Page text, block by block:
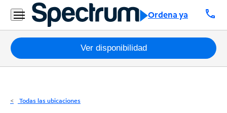
Ordena ya call
Residencial
Business
Paquetes
Internet
Ver disponibilidad
Todas las ubicaciones